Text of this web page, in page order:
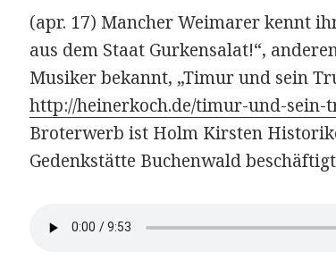
(apr. 17) Mancher Weimarer kennt
aus dem Staat Gurkensalat!“,
Musiker bekannt, „Timur und sein
http://heinerkoch.de/timur-und-sein-
Broterwerb ist Holm Kirsten
Gedenkstätte Buchenwald